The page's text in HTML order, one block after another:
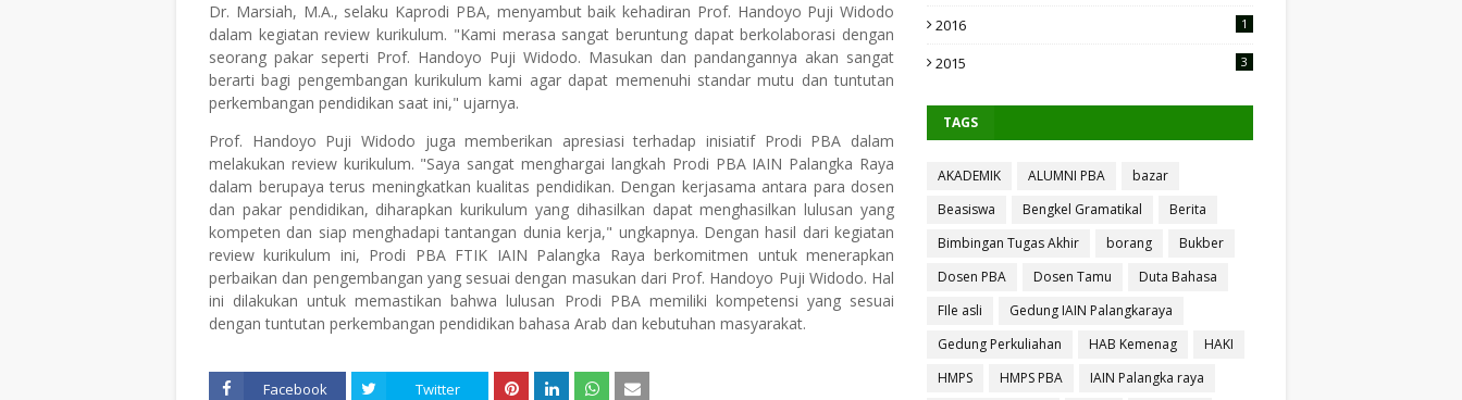
Dr. Marsiah, M.A., selaku Kaprodi PBA, menyambut baik kehadiran Prof. Handoyo Puji Widodo
dalam kegiatan review kurikulum. "Kami merasa sangat beruntung dapat berkolaborasi dengan
seorang pakar seperti Prof. Handoyo Puji Widodo. Masukan dan pandangannya akan sangat
berarti bagi pengembangan kurikulum kami agar dapat memenuhi standar mutu dan tuntutan
perkembangan pendidikan saat ini," ujarnya.
Prof. Handoyo Puji Widodo juga memberikan apresiasi terhadap inisiatif Prodi PBA dalam
melakukan review kurikulum. "Saya sangat menghargai langkah Prodi PBA IAIN Palangka Raya
dalam berupaya terus meningkatkan kualitas pendidikan. Dengan kerjasama antara para dosen
dan pakar pendidikan, diharapkan kurikulum yang dihasilkan dapat menghasilkan lulusan yang
kompeten dan siap menghadapi tantangan dunia kerja," ungkapnya. Dengan hasil dari kegiatan
review kurikulum ini, Prodi PBA FTIK IAIN Palangka Raya berkomitmen untuk menerapkan
perbaikan dan pengembangan yang sesuai dengan masukan dari Prof. Handoyo Puji Widodo. Hal
ini dilakukan untuk memastikan bahwa lulusan Prodi PBA memiliki kompetensi yang sesuai
dengan tuntutan perkembangan pendidikan bahasa Arab dan kebutuhan masyarakat.
Facebook Twitter
2016 1
2015 3
TAGS
AKADEMIK ALUMNI PBA
bazar
Beasiswa
Bengkel Gramatikal
Berita
Bimbingan Tugas Akhir
borang
Bukber
Dosen PBA
Dosen Tamu
Duta Bahasa
FIle asli
Gedung IAIN Palangkaraya
Gedung Perkuliahan
HAB Kemenag
HAKI
HMPS
HMPS PBA
IAIN Palangka raya